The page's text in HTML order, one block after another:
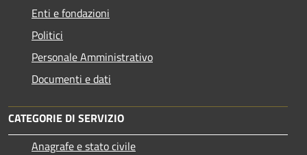
Enti e fondazioni
Politici
Personale Amministrativo
Documenti e dati
CATEGORIE DI SERVIZIO
Anagrafe e stato civile